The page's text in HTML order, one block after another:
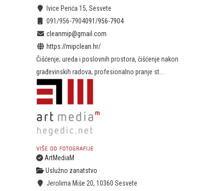
Ivice Perića 15, Sesvete
091/956-7904091/956-7904
cleanmip@gmail.com
https://mipclean.hr/
Čišćenje; ureda i poslovnih prostora, čišćenje nakon
građevinskih radova, profesionalno pranje st...
ArtMediaM
Uslužno zanatstvo
Jerolima Miše 20, 10360 Sesvete